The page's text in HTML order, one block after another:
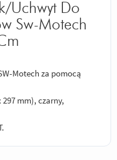
Uchwyt Do
Sw-Motech
Motech za pomocą
mm), czarny,